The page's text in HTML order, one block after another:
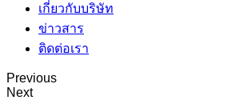
เกี่ยวกับบริษัท
ข่าวสาร
ติดต่อเรา
Previous
Next